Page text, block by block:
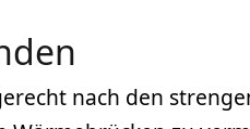
nach den